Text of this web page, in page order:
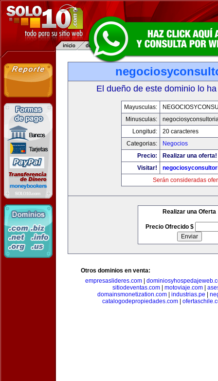
El dueño de este dominio lo
Mayusculas:
Minusculas:
Longitud:
20 caracteres
Categorias:
Negocios
Precio:
Realizar una oferta!
Visitar!
Serán consideradas
Realizar una Oferta
Precio Ofrecido $
Otros dominios en venta:
empresaslideres.com|
sitiodeventas.com
motoviaje.com
domainsmonetization.com| industrias.pe
catalogodepropiedades.com|